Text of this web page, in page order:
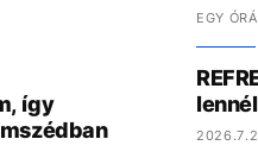
így
EGY